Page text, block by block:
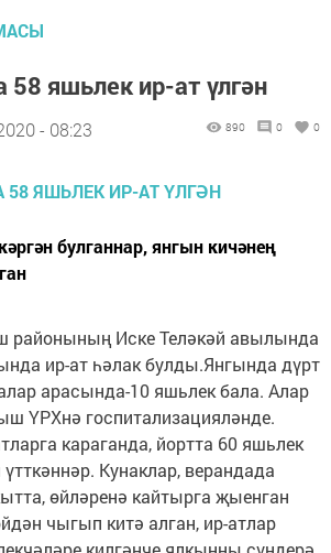
58 яшьлек ир-ат үлгән
- 08:23 890 0 0
булганнар, янгын кичәнең
районының Иске Теләкәй авылында
ир-ат һәлак булды.Янгында дүрт
арасында-10 яшьлек бала. Алар
ҮРХнә госпитализацияләнде.
караганда, йортта 60 яшьлек
Кунаклар, верандада
өйләренә кайтырга җыенган
чыгып китә алган, ир-атлар